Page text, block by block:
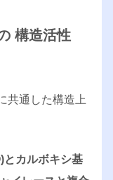
構造活性
共通した構造上
カルボキシ基